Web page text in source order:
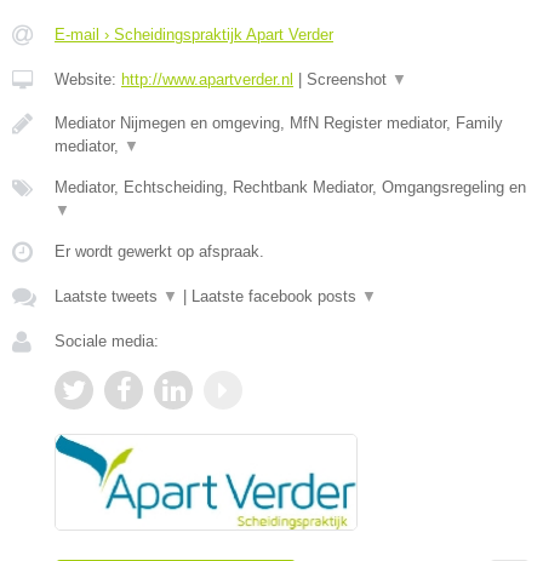
E-mail › Scheidingspraktijk Apart Verder
Website: http://www.apartverder.nl | Screenshot ▼
Mediator Nijmegen en omgeving, MfN Register mediator, Family
mediator,
▼
Mediator, Echtscheiding, Rechtbank Mediator, Omgangsregeling en
▼
Er wordt gewerkt op afspraak.
Laatste tweets ▼ | Laatste facebook posts ▼
Sociale media: